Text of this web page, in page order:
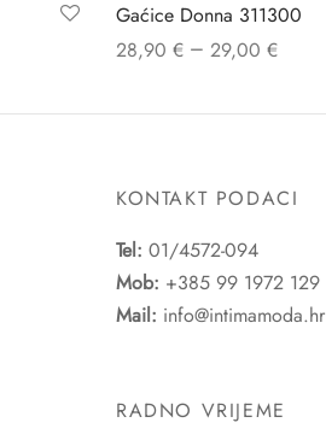
Gaćice Donna 311300
28,90 € – 29,00 €
KONTAKT PODACI
Tel: 01/4572-094
Mob: +385 99 1972 129
Mail: info@intimamoda.hr
RADNO VRIJEME